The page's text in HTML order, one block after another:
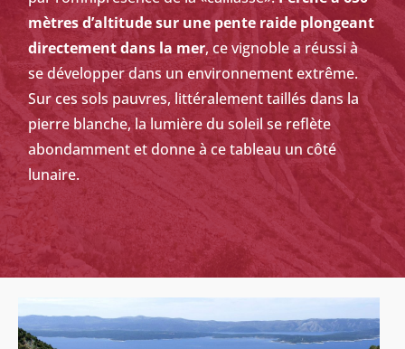
mètres d’altitude sur une pente raide plongeant
directement dans la mer, ce vignoble a réussi à
se développer dans un environnement extrême.
Sur ces sols pauvres, littéralement taillés dans la
pierre blanche, la lumière du soleil se reflète
abondamment et donne à ce tableau un côté
lunaire.